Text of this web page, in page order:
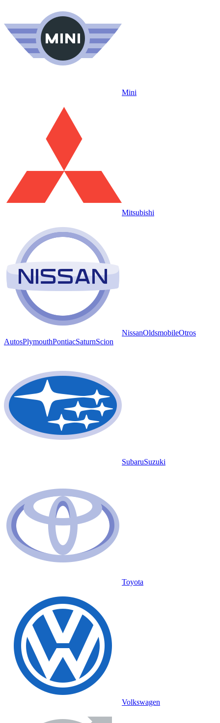
Mini
Mitsubishi
NissanOldsmobileOtros
AutosPlymouthPontiacSaturnScion
SubaruSuzuki
Toyota
Volkswagen